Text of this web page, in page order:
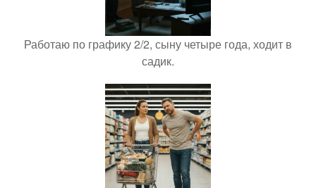
Работаю по графику 2/2, сыну четыре года, ходит в
садик.